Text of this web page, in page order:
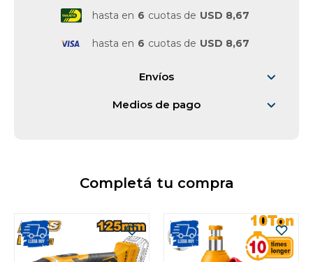
hasta en 6 cuotas de USD 8,67
hasta en 6 cuotas de USD 8,67
Envíos
Medios de pago
Completá tu compra